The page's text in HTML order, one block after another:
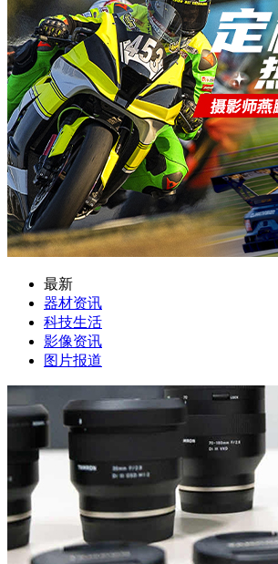
最新
器材资讯
科技生活
影像资讯
图片报道